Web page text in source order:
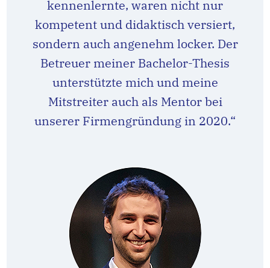
kennenlernte, waren nicht nur
kompetent und didaktisch versiert,
sondern auch angenehm locker. Der
Betreuer meiner Bachelor-Thesis
unterstützte mich und meine
Mitstreiter auch als Mentor bei
unserer Firmengründung in 2020.“